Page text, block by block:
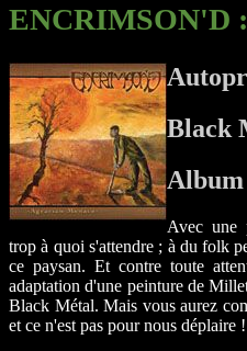
ENCRIMSON'D
Black
Avec une
trop à quoi s'attendre ; à du folk
ce paysan. Et contre toute
adaptation d'une peinture de
Black Métal. Mais vous aurez
et ce n'est pas pour nous déplaire !